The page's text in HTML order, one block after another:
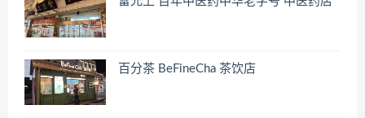
百分茶 BeFineCha 茶饮店